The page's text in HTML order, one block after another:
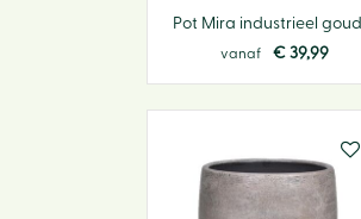
Pot Mira industrieel goud
vanaf € 39,99